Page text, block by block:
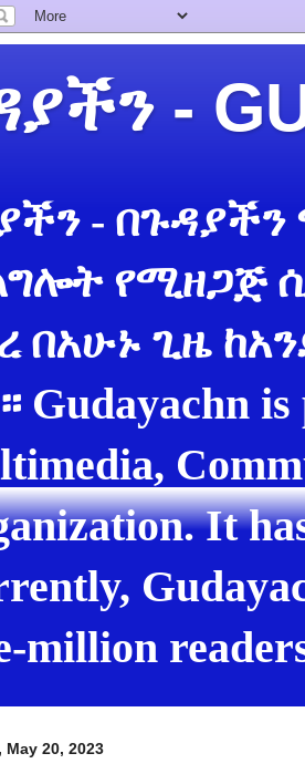
-
-
የሚዘጋጅ
በአሁኑ ጊዜ
Gudayachn is
It
million
May 20, 2023